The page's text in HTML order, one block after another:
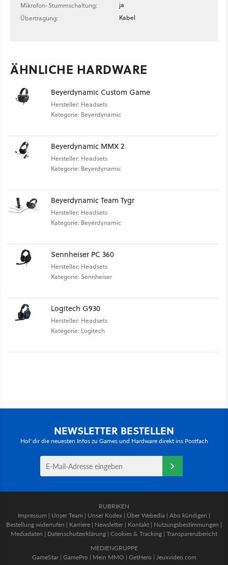
Mikrofon-Stummschaltung:
ja
Übertragung:
Kabel
ÄHNLICHE HARDWARE
Beyerdynamic Custom Game
Hersteller: Headsets
Kategorie: Beyerdynamic
Beyerdynamic MMX 2
Hersteller: Headsets
Kategorie: Beyerdynamic
Beyerdynamic Team Tygr
Hersteller: Headsets
Kategorie: Beyerdynamic
Sennheiser PC 360
Hersteller: Headsets
Kategorie: Sennheiser
Logitech G930
Hersteller: Headsets
Kategorie: Logitech
NEWSLETTER BESTELLEN
Hol' dir die neuesten Infos zu Games und Hardware direkt ins Postfach
RUBRIKEN
Impressum | Unser Team | Unser Kodex | Über Webedia | Abo kündigen |
Bestellung widerrufen | Karriere | Newsletter | Kontakt | Nutzungsbestimmungen |
Mediadaten | Datenschutzerklärung | Cookies & Tracking | Transparenzbericht
MEDIENGRUPPE
GameStar| GamePro | Mein MMO | GetHero | Jeuxvideo.com